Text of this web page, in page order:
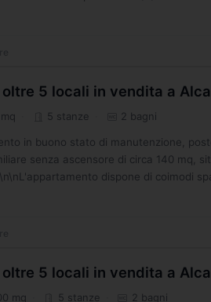
5 locali in vendita a
5 stanze 2 bagni
in buono stato di manutenzione,
senza ascensore di circa 140 mq,
dispone di coimodi
5 locali in vendita a
mq 5 stanze 2 bagni